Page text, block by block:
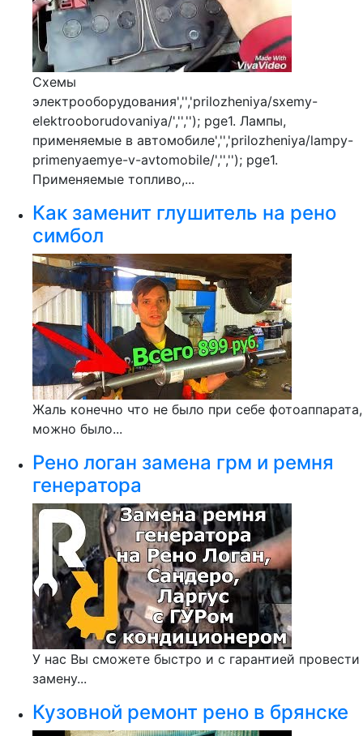
Схемы
электрооборудования','','prilozheniya/sxemy-
elektrooborudovaniya/','',''); pge1. Лампы,
применяемые в автомобиле','','prilozheniya/lampy-
primenyaemye-v-avtomobile/','',''); pge1.
Применяемые топливо,...
Как заменит глушитель на рено
симбол
Жаль конечно что не было при себе фотоаппарата,
можно было...
Рено логан замена грм и ремня
генератора
У нас Вы сможете быстро и с гарантией провести
замену...
Кузовной ремонт рено в брянске